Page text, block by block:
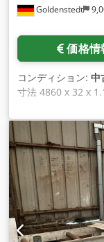
Goldenstedt
価格情
コンディション: 中
寸法 4860 x 32 x
断速度 17～120
Cedpewyfa Aofx
搬送装置および切
線図付属 前オーナ
バルブ HSSバイメ
設定（電子監視付
イドアームの自動
タル表示 超硬バン